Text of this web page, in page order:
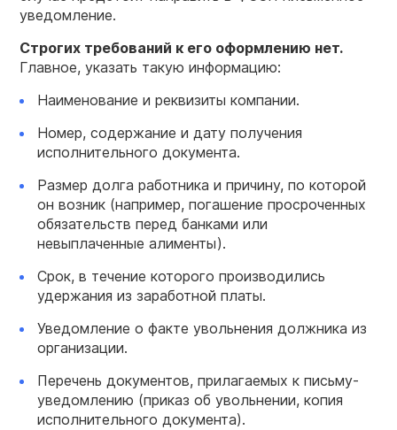
уведомление.
Строгих требований к его оформлению нет.
Главное, указать такую информацию:
Наименование и реквизиты компании.
Номер, содержание и дату получения
исполнительного документа.
Размер долга работника и причину, по которой
он возник (например, погашение просроченных
обязательств перед банками или
невыплаченные алименты).
Срок, в течение которого производились
удержания из заработной платы.
Уведомление о факте увольнения должника из
организации.
Перечень документов, прилагаемых к письму-
уведомлению (приказ об увольнении, копия
исполнительного документа).